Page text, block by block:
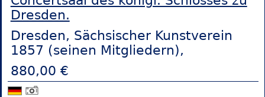
Dresden.
Dresden, Sächsischer Kunstverein
1857 (seinen Mitgliedern),
880,00 €